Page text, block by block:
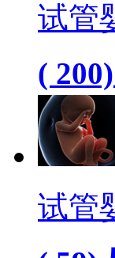
试管
(
试管